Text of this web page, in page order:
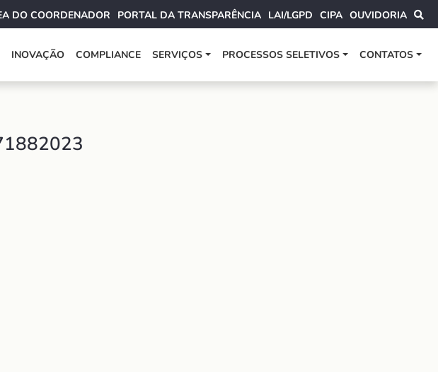
DO COORDENADOR PORTAL DA TRANSPARÊNCIA LAI/LGPD CIPA OUVIDORIA
INOVAÇÃO COMPLIANCE SERVIÇOS PROCESSOS SELETIVOS CONTATOS